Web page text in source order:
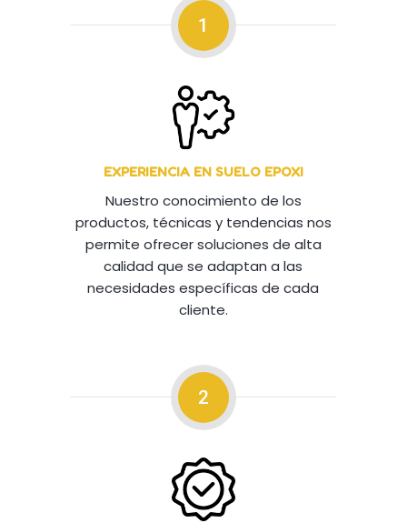
1
EXPERIENCIA EN SUELO EPOXI
Nuestro conocimiento de los
productos, técnicas y tendencias nos
permite ofrecer soluciones de alta
calidad que se adaptan a las
necesidades específicas de cada
cliente.
2